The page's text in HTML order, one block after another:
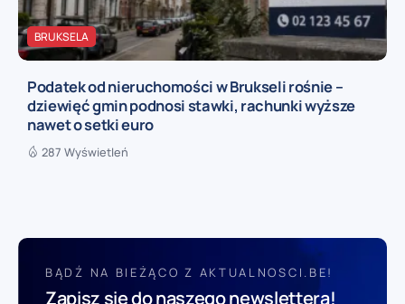
BRUKSELA
Podatek od nieruchomości w Brukseli rośnie –
dziewięć gmin podnosi stawki, rachunki wyższe
nawet o setki euro
287 Wyświetleń
BĄDŹ NA BIEŻĄCO Z AKTUALNOSCI.BE!
Zapisz się do naszego newslettera!